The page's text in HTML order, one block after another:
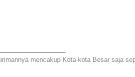
mencakup Kota-kota Besar saja